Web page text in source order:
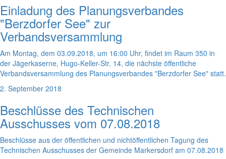
Einladung des Planungsverbandes
"Berzdorfer See" zur
Verbandsversammlung
Am Montag, dem 03.09.2018, um 16:00 Uhr, findet im Raum 350 in
der Jägerkaserne, Hugo-Keller-Str. 14, die nächste öffentliche
Verbandsversammlung des Planungsverbandes "Berzdorfer See" statt.
2. September 2018
Beschlüsse des Technischen
Ausschusses vom 07.08.2018
Beschlüsse aus der öffentlichen und nichtöffentlichen Tagung des
Technischen Ausschusses der Gemeinde Markersdorf am 07.08.2018